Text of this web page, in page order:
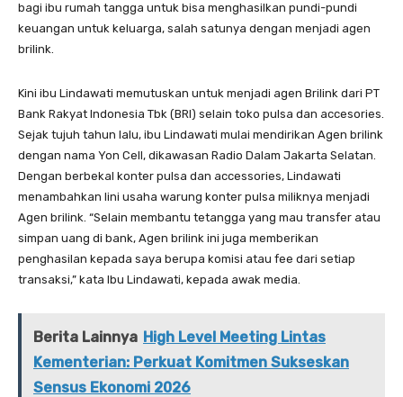
bagi ibu rumah tangga untuk bisa menghasilkan pundi-pundi
keuangan untuk keluarga, salah satunya dengan menjadi agen
brilink.
Kini ibu Lindawati memutuskan untuk menjadi agen Brilink dari PT
Bank Rakyat Indonesia Tbk (BRI) selain toko pulsa dan accesories.
Sejak tujuh tahun lalu, ibu Lindawati mulai mendirikan Agen brilink
dengan nama Yon Cell, dikawasan Radio Dalam Jakarta Selatan.
Dengan berbekal konter pulsa dan accessories, Lindawati
menambahkan lini usaha warung konter pulsa miliknya menjadi
Agen brilink. “Selain membantu tetangga yang mau transfer atau
simpan uang di bank, Agen brilink ini juga memberikan
penghasilan kepada saya berupa komisi atau fee dari setiap
transaksi,” kata Ibu Lindawati, kepada awak media.
Berita Lainnya High Level Meeting Lintas
Kementerian: Perkuat Komitmen Sukseskan
Sensus Ekonomi 2026